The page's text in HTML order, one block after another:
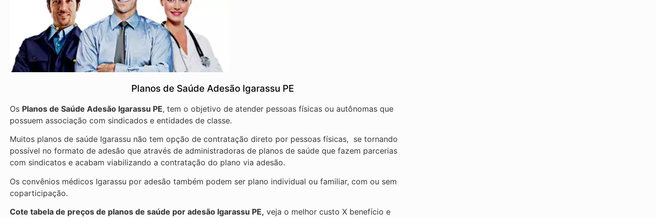
Planos de Saúde Adesão Igarassu PE
Os Planos de Saúde Adesão Igarassu PE, tem o objetivo de atender pessoas físicas ou autônomas que
possuem associação com sindicados e entidades de classe.
Muitos planos de saúde Igarassu não tem opção de contratação direto por pessoas físicas, se tornando
possível no formato de adesão que através de administradoras de planos de saúde que fazem parcerias
com sindicatos e acabam viabilizando a contratação do plano via adesão.
Os convênios médicos Igarassu por adesão também podem ser plano individual ou familiar, com ou sem
coparticipação.
Cote tabela de preços de planos de saúde por adesão Igarassu PE, veja o melhor custo X benefício e